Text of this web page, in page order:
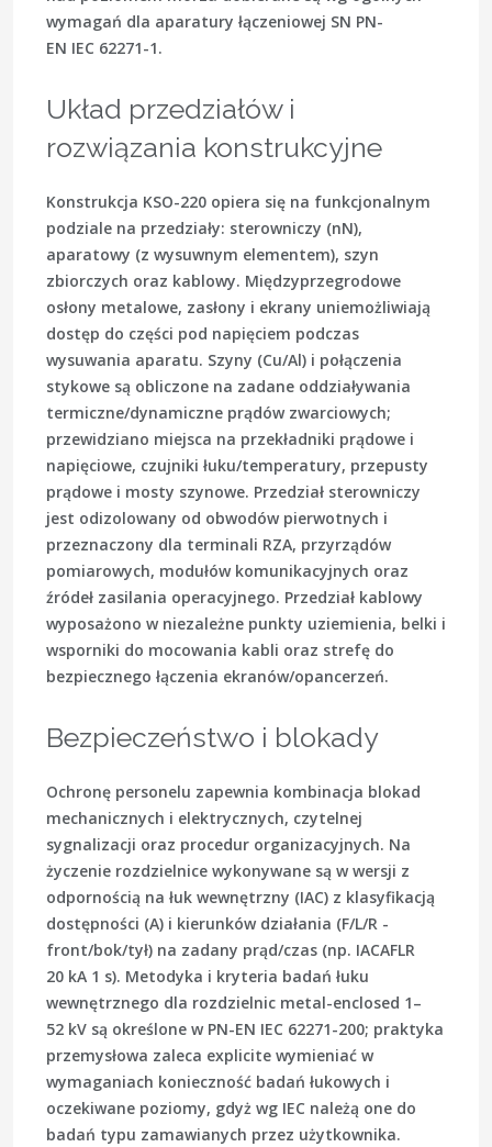
wymagań dla aparatury łączeniowej SN PN-
EN IEC 62271-1.
Układ przedziałów i
rozwiązania konstrukcyjne
Konstrukcja KSO-220 opiera się na funkcjonalnym
podziale na przedziały: sterowniczy (nN),
aparatowy (z wysuwnym elementem), szyn
zbiorczych oraz kablowy. Międzyprzegrodowe
osłony metalowe, zasłony i ekrany uniemożliwiają
dostęp do części pod napięciem podczas
wysuwania aparatu. Szyny (Cu/Al) i połączenia
stykowe są obliczone na zadane oddziaływania
termiczne/dynamiczne prądów zwarciowych;
przewidziano miejsca na przekładniki prądowe i
napięciowe, czujniki łuku/temperatury, przepusty
prądowe i mosty szynowe. Przedział sterowniczy
jest odizolowany od obwodów pierwotnych i
przeznaczony dla terminali RZA, przyrządów
pomiarowych, modułów komunikacyjnych oraz
źródeł zasilania operacyjnego. Przedział kablowy
wyposażono w niezależne punkty uziemienia, belki i
wsporniki do mocowania kabli oraz strefę do
bezpiecznego łączenia ekranów/opancerzeń.
Bezpieczeństwo i blokady
Ochronę personelu zapewnia kombinacja blokad
mechanicznych i elektrycznych, czytelnej
sygnalizacji oraz procedur organizacyjnych. Na
życzenie rozdzielnice wykonywane są w wersji z
odpornością na łuk wewnętrzny (IAC) z klasyfikacją
dostępności (A) i kierunków działania (F/L/R -
front/bok/tył) na zadany prąd/czas (np. IACAFLR
20 kA 1 s). Metodyka i kryteria badań łuku
wewnętrznego dla rozdzielnic metal-enclosed 1–
52 kV są określone w PN-EN IEC 62271-200; praktyka
przemysłowa zaleca explicite wymieniać w
wymaganiach konieczność badań łukowych i
oczekiwane poziomy, gdyż wg IEC należą one do
badań typu zamawianych przez użytkownika.